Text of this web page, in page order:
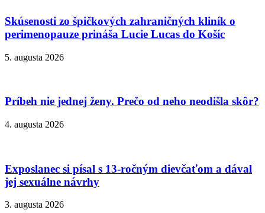
Skúsenosti zo špičkových zahraničných kliník o
perimenopauze prináša Lucie Lucas do Košíc
5. augusta 2026
Príbeh nie jednej ženy. Prečo od neho neodišla skôr?
4. augusta 2026
Exposlanec si písal s 13-ročným dievčaťom a dával
jej sexuálne návrhy
3. augusta 2026